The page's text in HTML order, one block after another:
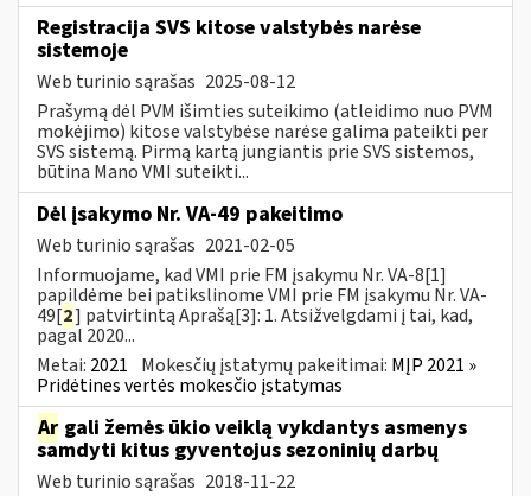
Registracija SVS kitose valstybės narėse
sistemoje
Web turinio sąrašas 2025-08-12
Prašymą dėl PVM išimties suteikimo (atleidimo nuo PVM
mokėjimo) kitose valstybėse narėse galima pateikti per
SVS sistemą. Pirmą kartą jungiantis prie SVS sistemos,
būtina Mano VMI suteikti...
Dėl įsakymo Nr. VA-49 pakeitimo
Web turinio sąrašas 2021-02-05
Informuojame, kad VMI prie FM įsakymu Nr. VA-8[1]
papildėme bei patikslinome VMI prie FM įsakymu Nr. VA-
49[2] patvirtintą Aprašą[3]: 1. Atsižvelgdami į tai, kad,
pagal 2020...
Metai: 2021 Mokesčių įstatymų pakeitimai: MĮP 2021 »
Pridėtines vertės mokesčio įstatymas
Ar gali žemės ūkio veiklą vykdantys asmenys
samdyti kitus gyventojus sezoninių darbų
Web turinio sąrašas 2018-11-22